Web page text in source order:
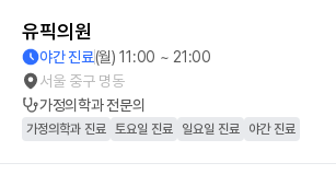
유픽의원
야간 진료(월) 11:00 ~ 21:00
서울 중구 명동
가정의학과전문의
가정의학과 진료 토요일 진료 일요일 진료 야간 진료